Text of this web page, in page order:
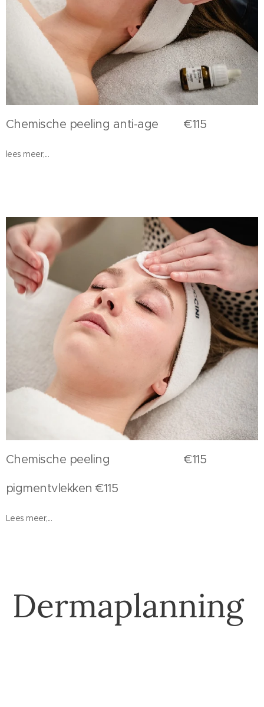
Chemische peeling anti-age €115
lees meer,...
Chemische peeling €115
pigmentvlekken €115
Lees meer,...
Dermaplanning